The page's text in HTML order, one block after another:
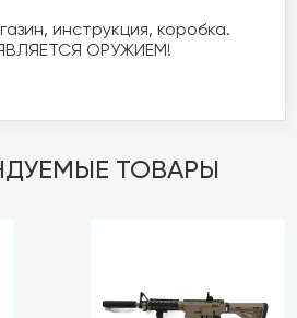
инструкция, коробка.
ОРУЖИЕМ!
ТОВАРЫ